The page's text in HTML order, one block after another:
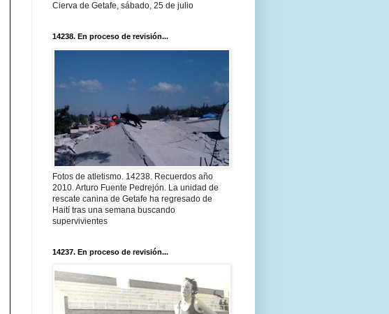
Cierva de Getafe, sábado, 25 de julio
14238. En proceso de revisión...
Fotos de atletismo. 14238. Recuerdos año
2010. Arturo Fuente Pedrejón. La unidad de
rescate canina de Getafe ha regresado de
Haití tras una semana buscando
supervivientes
14237. En proceso de revisión...